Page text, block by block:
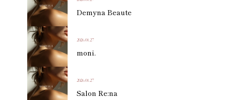
Demyna Beaute
2026.01.27
moni.
2026.01.27
Salon Re:na